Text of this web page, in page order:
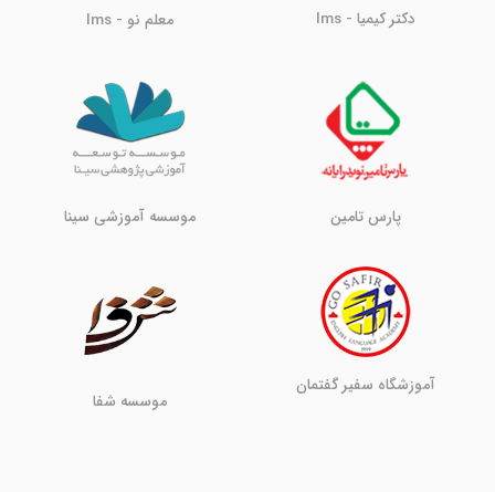
دکتر کیمیا - lms معلم نو - lms
پارس تامین موسسه آموزشی سینا
آموزشگاه سفیر گفتمان
موسسه شفا